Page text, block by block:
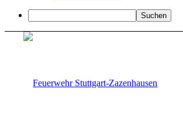
Suchen